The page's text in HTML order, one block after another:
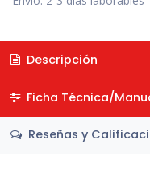
Descripción
Ficha Técnica/
Reseñas y